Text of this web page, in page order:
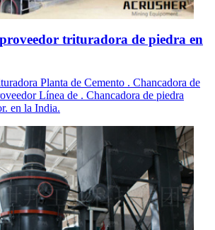
trituradora de piedra en
Planta de Cemento . Chancadora de
Línea de . Chancadora de piedra
en la India.